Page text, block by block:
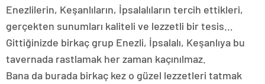
Enezlilerin, Keşanlıların, İpsalalıların tercih ettikleri,
gerçekten sunumları kaliteli ve lezzetli bir tesis…
Gittiğinizde birkaç grup Enezli, İpsalalı, Keşanlıya bu
tavernada rastlamak her zaman kaçınılmaz.
Bana da burada birkaç kez o güzel lezzetleri tatmak